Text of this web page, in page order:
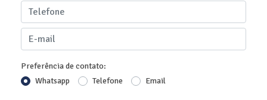
Preferência de contato:
Whatsapp
Telefone Email